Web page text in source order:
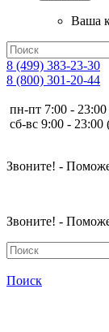
Ваша
8 (499) 383-23-30
8 (800) 301-20-44
пн-пт 7:00 -
сб-вс 9:00 - 23:00
Звоните! -
Звоните! -
Поиск